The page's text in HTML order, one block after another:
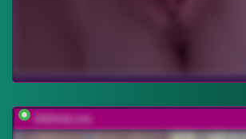
AAOneLove